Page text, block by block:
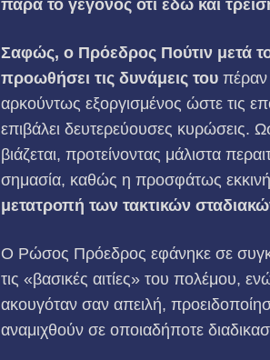
παρά το γεγονός ότι εδώ και
Σαφώς, ο Πρόεδρος Πούτιν μετά
προωθήσει τις δυνάμεις του πέραν
αρκούντως εξοργισμένος ώστε τις
επιβάλει δευτερεύουσες κυρώσεις.
βιάζεται, προτείνοντας μάλιστα
σημασία, καθώς η προσφάτως
μετατροπή των τακτικών
Ο Ρώσος Πρόεδρος εφάνηκε σε
τις «βασικές αιτίες» του πολέμου,
ακουγόταν σαν απειλή,
αναμιχθούν σε οποιαδήποτε